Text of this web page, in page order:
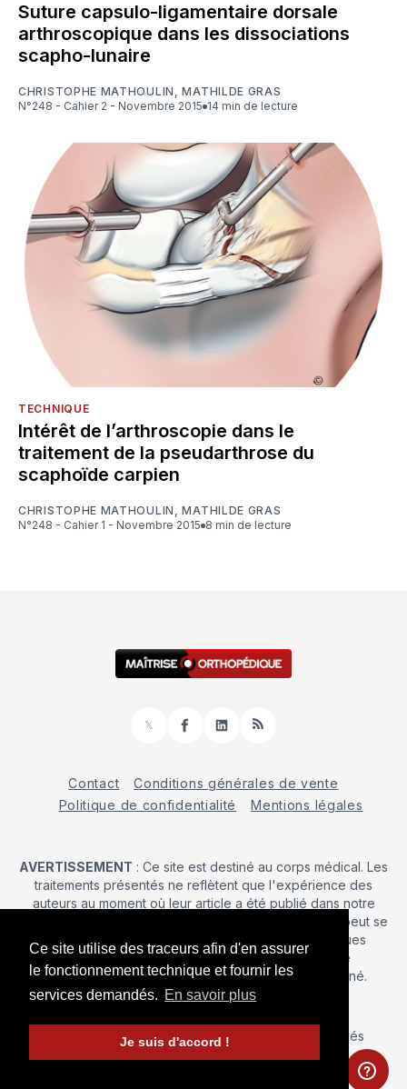
Ce site utilise des traceurs afin d'en assurer
le fonctionnement technique et fournir les
services demandés. En savoir plus
Je suis d'accord !
Suture capsulo-ligamentaire dorsale
arthroscopique dans les dissociations
scapho-lunaire
CHRISTOPHE MATHOULIN ,MATHILDE GRAS
N°248 - Cahier 2 - Novembre 2015
14 min de lecture
TECHNIQUE
Intérêt de l’arthroscopie dans le
traitement de la pseudarthrose du
scaphoïde carpien
CHRISTOPHE MATHOULIN ,MATHILDE GRAS
N°248 - Cahier 1 - Novembre 2015
8 min de lecture
𝕏
FacebookLinkedInRSS
Contact
Conditions générales de vente
Politique de confidentialité
Mentions légales
AVERTISSEMENT : Ce site est destiné au corps médical. Les
traitements présentés ne reflètent que l'expérience des
auteurs au moment où leur article a été publié dans notre
journal. La décision d’une intervention chirurgicale ne peut se
prendre qu'après un examen clinique. Les techniques
publiées ici ne sauraient justifier une quelconque
revendication de la part d'un soignant ou d'un soigné.
© 2026 Maîtrise Orthopédique – Tous droits réservés